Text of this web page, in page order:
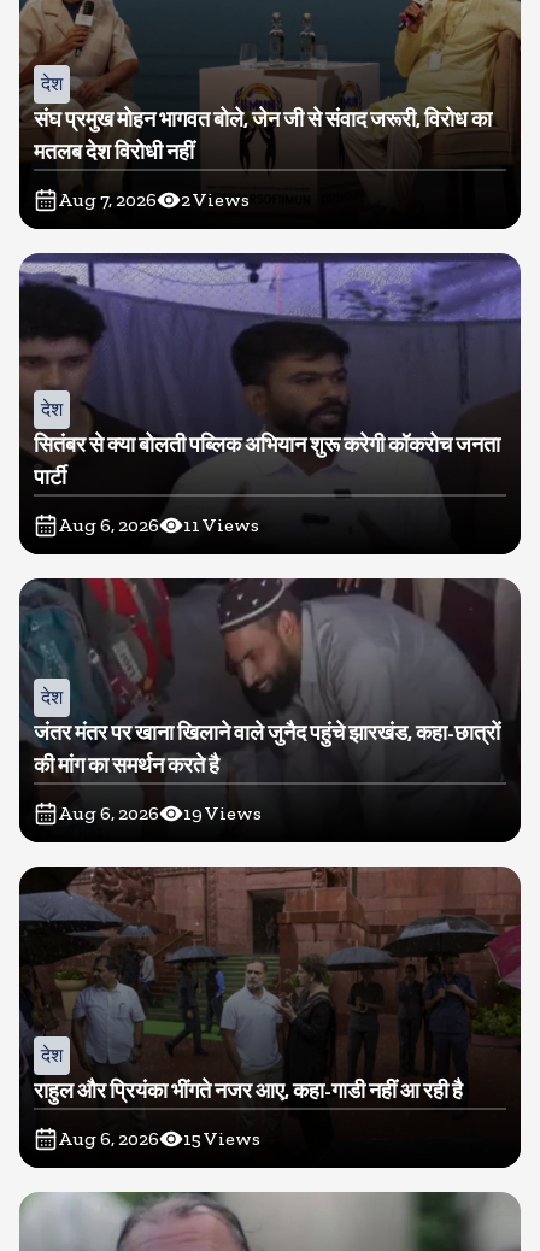
देश
संघ प्रमुख मोहन भागवत बोले, जेन जी से संवाद जरूरी, विरोध का
मतलब देश विरोधी नहीं
Aug 7, 2026 2Views
देश
सितंबर से क्या बोलती पब्लिक अभियान शुरू करेगी कॉकरोच जनता
पार्टी
Aug 6, 2026 11Views
देश
जंतर मंतर पर खाना खिलाने वाले जुनैद पहुंचे झारखंड, कहा-छात्रों
की मांग का समर्थन करते है
Aug 6, 2026 19Views
देश
राहुल और प्रियंका भींगते नजर आए, कहा-गाडी नहीं आ रही है
Aug 6, 2026 15Views